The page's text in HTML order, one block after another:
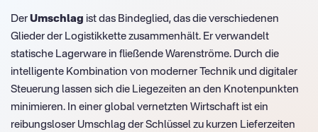
Der Umschlag ist das Bindeglied, das die verschiedenen
Glieder der Logistikkette zusammenhält. Er verwandelt
statische Lagerware in fließende Warenströme. Durch die
intelligente Kombination von moderner Technik und digitaler
Steuerung lassen sich die Liegezeiten an den Knotenpunkten
minimieren. In einer global vernetzten Wirtschaft ist ein
reibungsloser Umschlag der Schlüssel zu kurzen Lieferzeiten